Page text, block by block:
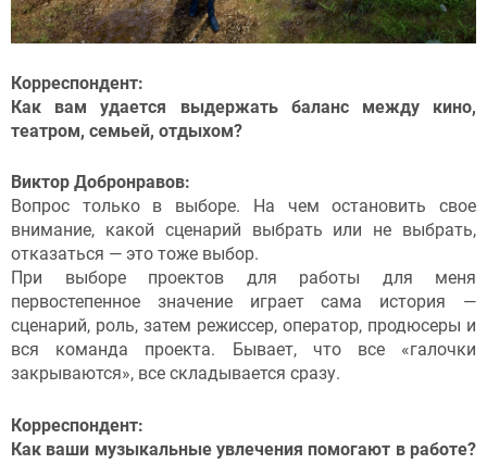
Корреспондент:
Как вам удается выдержать баланс между кино,
театром, семьей, отдыхом?
Виктор Добронравов:
Вопрос только в выборе. На чем остановить свое
внимание, какой сценарий выбрать или не выбрать,
отказаться — это тоже выбор.
При выборе проектов для работы для меня
первостепенное значение играет сама история —
сценарий, роль, затем режиссер, оператор, продюсеры и
вся команда проекта. Бывает, что все «галочки
закрываются», все складывается сразу.
Корреспондент:
Как ваши музыкальные увлечения помогают в работе?